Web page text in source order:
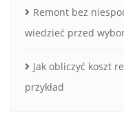
Remont bez
wiedzieć przed
Jak obliczyć koszt
przykład